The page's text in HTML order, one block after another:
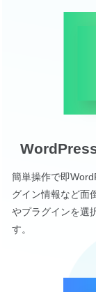
簡単操作で即
グイン情報など面
やプラグインを選
す。